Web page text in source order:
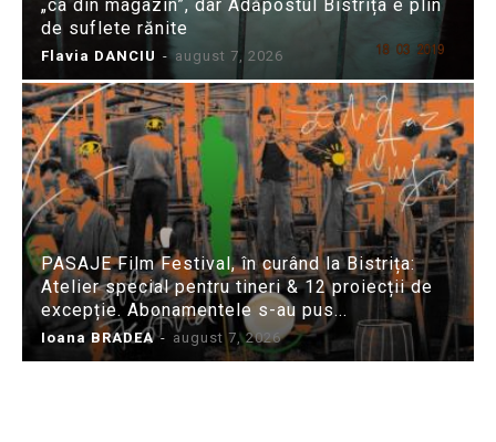
„ca din magazin”, dar Adăpostul Bistrița e plin
de suflete rănite
Flavia DANCIU - august 7, 2026
PASAJE Film Festival, în curând la Bistrița:
Atelier special pentru tineri & 12 proiecții de
excepție. Abonamentele s-au pus...
Ioana BRADEA - august 7, 2026